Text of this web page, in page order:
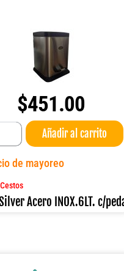
$451.00
Añadir al carrito
de mayoreo
Cestos
Acero INOX.6LT. c/